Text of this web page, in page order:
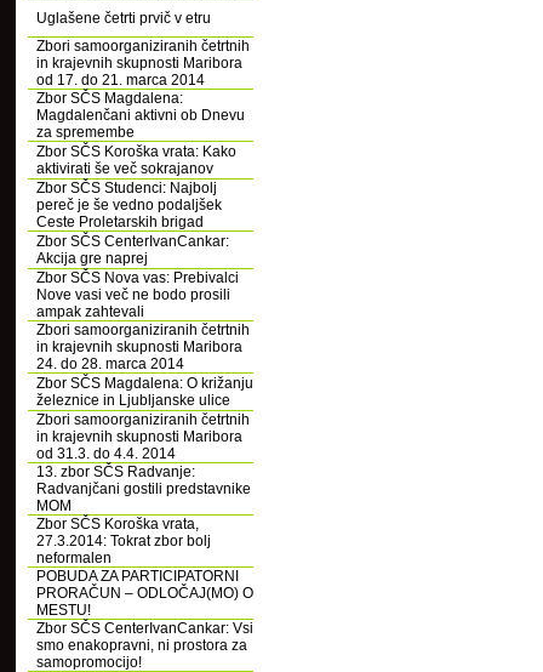
Uglašene četrti prvič v etru
Zbori samoorganiziranih četrtnih
in krajevnih skupnosti Maribora
od 17. do 21. marca 2014
Zbor SČS Magdalena:
Magdalenčani aktivni ob Dnevu
za spremembe
Zbor SČS Koroška vrata: Kako
aktivirati še več sokrajanov
Zbor SČS Studenci: Najbolj
pereč je še vedno podaljšek
Ceste Proletarskih brigad
Zbor SČS CenterIvanCankar:
Akcija gre naprej
Zbor SČS Nova vas: Prebivalci
Nove vasi več ne bodo prosili
ampak zahtevali
Zbori samoorganiziranih četrtnih
in krajevnih skupnosti Maribora
24. do 28. marca 2014
Zbor SČS Magdalena: O križanju
železnice in Ljubljanske ulice
Zbori samoorganiziranih četrtnih
in krajevnih skupnosti Maribora
od 31.3. do 4.4. 2014
13. zbor SČS Radvanje:
Radvanjčani gostili predstavnike
MOM
Zbor SČS Koroška vrata,
27.3.2014: Tokrat zbor bolj
neformalen
POBUDA ZA PARTICIPATORNI
PRORAČUN – ODLOČAJ(MO) O
MESTU!
Zbor SČS CenterIvanCankar: Vsi
smo enakopravni, ni prostora za
samopromocijo!